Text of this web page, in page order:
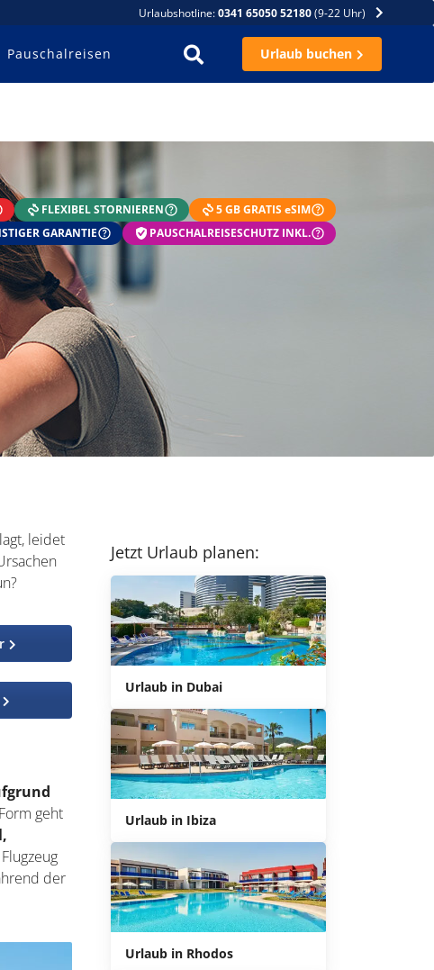
Urlaubshotline:0341 65050 52180(9-22 Uhr)
Pauschalreisen Urlaub buchen
FLEXIBEL STORNIEREN
5 GB GRATIS eSIM
GARANTIE
PAUSCHALREISESCHUTZ INKL.
leidet
geht
der
Jetzt Urlaub planen:
Urlaub in Dubai
Urlaub in Ibiza
Urlaub in Rhodos